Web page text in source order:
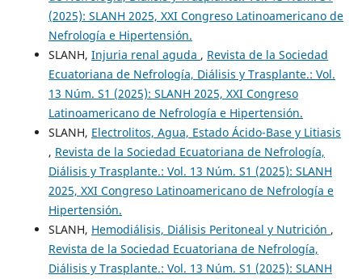
(2025): SLANH 2025, XXI Congreso Latinoamericano de
Nefrología e Hipertensión.
SLANH, Injuria renal aguda , Revista de la Sociedad
Ecuatoriana de Nefrología, Diálisis y Trasplante.: Vol.
13 Núm. S1 (2025): SLANH 2025, XXI Congreso
Latinoamericano de Nefrología e Hipertensión.
SLANH, Electrolitos, Agua, Estado Ácido-Base y Litiasis
, Revista de la Sociedad Ecuatoriana de Nefrología,
Diálisis y Trasplante.: Vol. 13 Núm. S1 (2025): SLANH
2025, XXI Congreso Latinoamericano de Nefrología e
Hipertensión.
SLANH, Hemodiálisis, Diálisis Peritoneal y Nutrición ,
Revista de la Sociedad Ecuatoriana de Nefrología,
Diálisis y Trasplante.: Vol. 13 Núm. S1 (2025): SLANH